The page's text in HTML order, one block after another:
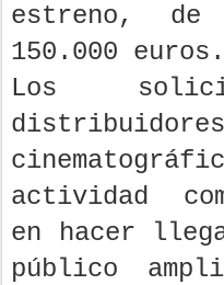
estreno,
150.000 euros.
Los
distribuidores
actividad
en hacer
público